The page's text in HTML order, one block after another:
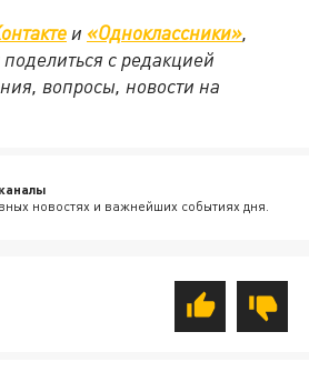
и «Одноклассники»,
с редакцией
вопросы, новости на
новостях и важнейших событиях дня.